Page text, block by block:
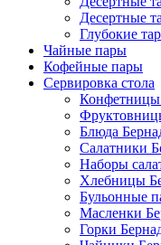
Десертные
Глубокие
Чайные пары
Кофейные пары
Сервировка стола
Конфетницы
Блюда
Салатники
Наборы
Хлебницы
Бульонные
Масленки
Горки